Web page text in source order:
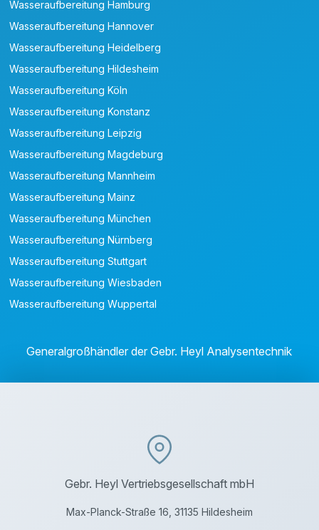
Wasseraufbereitung Hamburg
Wasseraufbereitung Hannover
Wasseraufbereitung Heidelberg
Wasseraufbereitung Hildesheim
Wasseraufbereitung Köln
Wasseraufbereitung Konstanz
Wasseraufbereitung Leipzig
Wasseraufbereitung Magdeburg
Wasseraufbereitung Mannheim
Wasseraufbereitung Mainz
Wasseraufbereitung München
Wasseraufbereitung Nürnberg
Wasseraufbereitung Stuttgart
Wasseraufbereitung Wiesbaden
Wasseraufbereitung Wuppertal
Generalgroßhändler der Gebr. Heyl Analysentechnik
Gebr. Heyl Vertriebsgesellschaft mbH
Max-Planck-Straße 16, 31135 Hildesheim